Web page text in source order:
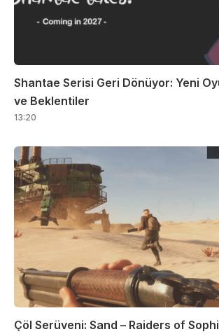
Shantae Serisi Geri Dönüyor: Yeni
ve Beklentiler
13:20
Çöl Serüveni: Sand – Raiders of